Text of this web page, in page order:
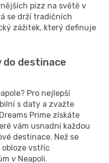
pizz na světě v
se drží tradičních
zážitek, který definuje
destinace
Pro nejlepší
s daty a zvažte
Prime získáte
vám usnadní každou
destinace. Než se
vstříc
v Neapoli.